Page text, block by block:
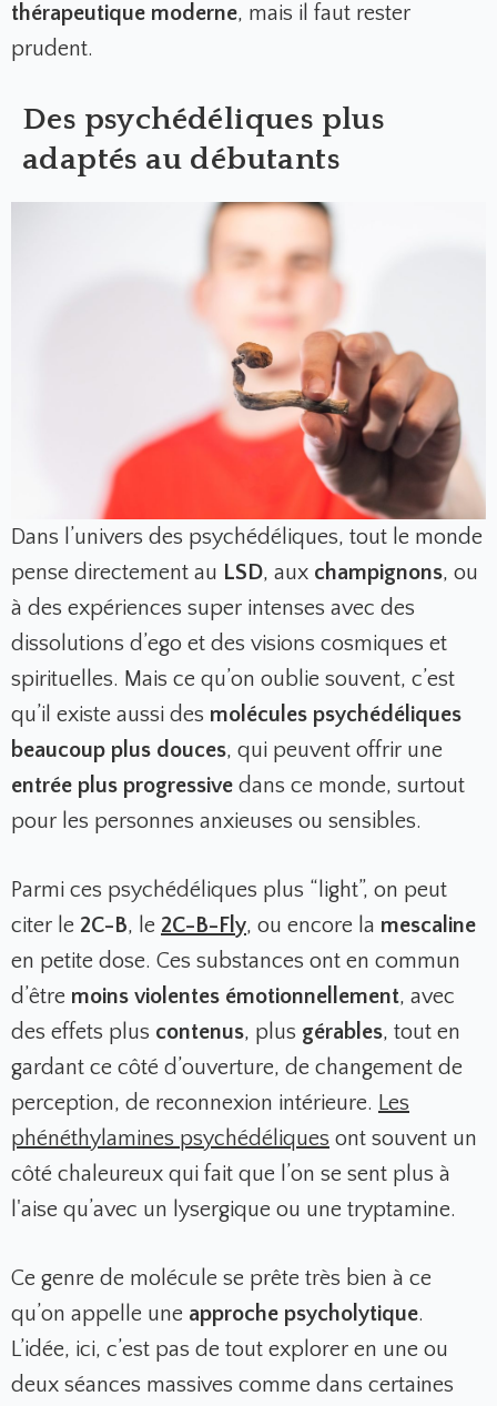
thérapeutique moderne, mais il faut rester
prudent.
Des psychédéliques plus
adaptés au débutants
Dans l’univers des psychédéliques, tout le monde
pense directement au LSD, aux champignons, ou
à des expériences super intenses avec des
dissolutions d’ego et des visions cosmiques et
spirituelles. Mais ce qu’on oublie souvent, c’est
qu’il existe aussi des molécules psychédéliques
beaucoup plus douces, qui peuvent offrir une
entrée plus progressive dans ce monde, surtout
pour les personnes anxieuses ou sensibles.
Parmi ces psychédéliques plus “light”, on peut
citer le 2C-B, le 2C-B-Fly, ou encore la mescaline
en petite dose. Ces substances ont en commun
d’être moins violentes émotionnellement, avec
des effets plus contenus, plus gérables, tout en
gardant ce côté d’ouverture, de changement de
perception, de reconnexion intérieure. Les
phénéthylamines psychédéliques ont souvent un
côté chaleureux qui fait que l’on se sent plus à
l'aise qu’avec un lysergique ou une tryptamine.
Ce genre de molécule se prête très bien à ce
qu’on appelle une approche psycholytique.
L’idée, ici, c’est pas de tout explorer en une ou
deux séances massives comme dans certaines